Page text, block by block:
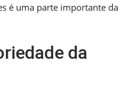
é uma parte importante da
da